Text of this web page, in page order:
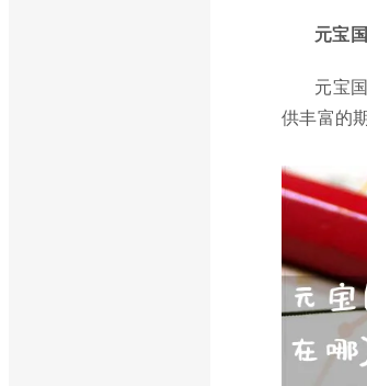
元宝
元宝
供丰富的